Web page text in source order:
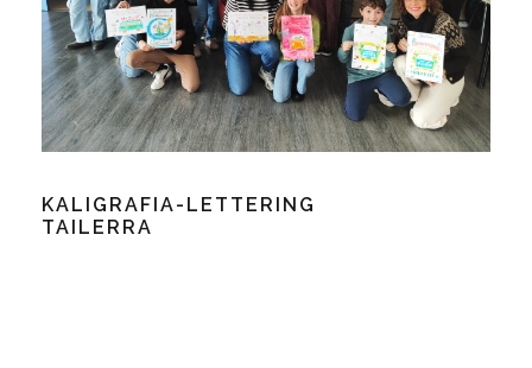
KALIGRAFIA-LETTERING
TAILERRA